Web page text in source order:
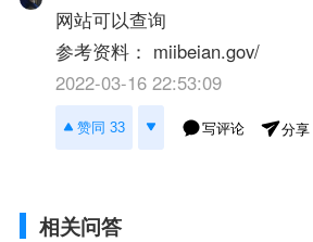
网站可以查询
参考资料： miibeian.gov/
2022-03-16 22:53:09
赞同 33 写评论 分享
相关问答